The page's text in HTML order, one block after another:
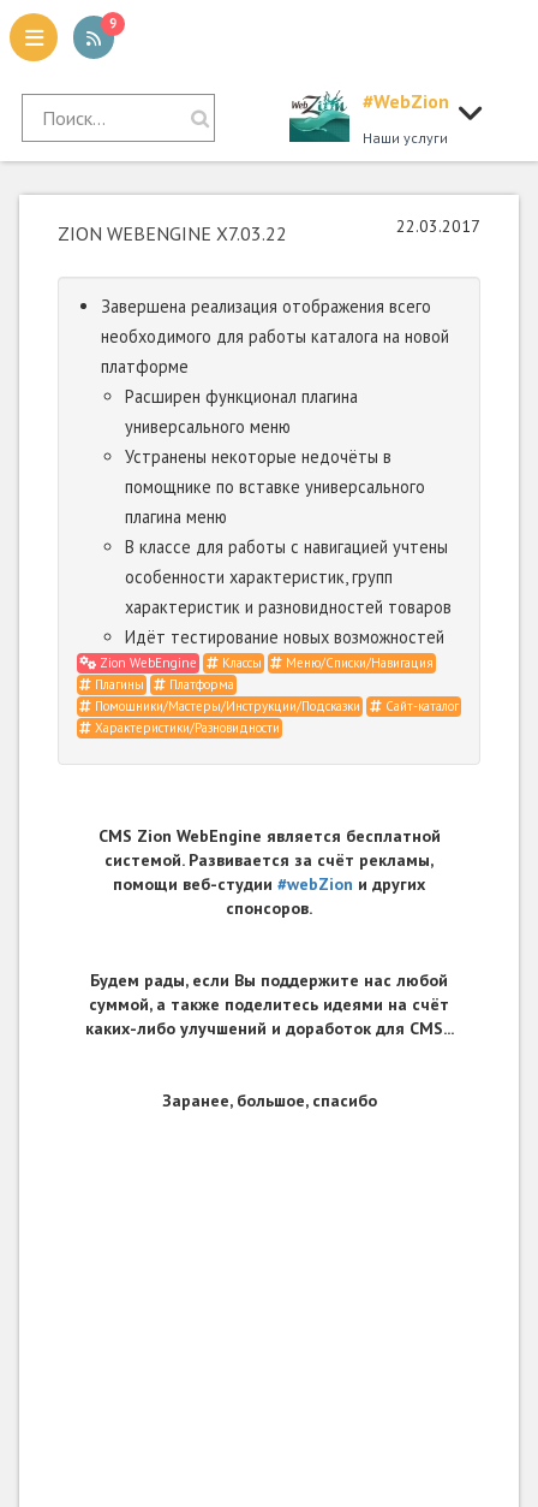
9
#WebZion
Наши услуги
ZION WEBENGINE X7.03.22 22.03.2017
Завершена реализация отображения всего
необходимого для работы каталога на новой
платформе
Расширен функционал плагина
универсального меню
Устранены некоторые недочёты в
помощнике по вставке универсального
плагина меню
В классе для работы с навигацией учтены
особенности характеристик, групп
характеристик и разновидностей товаров
Идёт тестирование новых возможностей
Zion WebEngine Классы
Меню/Списки/Навигация
Плагины
Платформа
Помощники/Мастеры/Инструкции/Подсказки
Сайт-каталог
Характеристики/Разновидности
CMS Zion WebEngine является бесплатной
системой. Развивается за счёт рекламы,
помощи веб-студии #webZion и других
спонсоров.
Будем рады, если Вы поддержите нас любой
суммой, а также поделитесь идеями на счёт
каких-либо улучшений и доработок для CMS...
Заранее, большое, спасибо